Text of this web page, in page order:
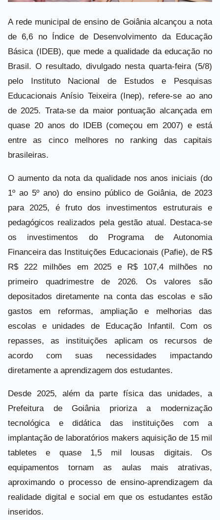
A rede municipal de ensino de Goiânia alcançou a nota
de 6,6 no Índice de Desenvolvimento da Educação
Básica (IDEB), que mede a qualidade da educação no
Brasil. O resultado, divulgado nesta quarta-feira (5/8)
pelo Instituto Nacional de Estudos e Pesquisas
Educacionais Anísio Teixeira (Inep), refere-se ao ano
de 2025. Trata-se da maior pontuação alcançada em
quase 20 anos do IDEB (começou em 2007) e está
entre as cinco melhores no ranking das capitais
brasileiras.
O aumento da nota da qualidade nos anos iniciais (do
1º ao 5º ano) do ensino público de Goiânia, de 2023
para 2025, é fruto dos investimentos estruturais e
pedagógicos realizados pela gestão atual. Destaca-se
os investimentos do Programa de Autonomia
Financeira das Instituições Educacionais (Pafie), de R$
R$ 222 milhões em 2025 e R$ 107,4 milhões no
primeiro quadrimestre de 2026. Os valores são
depositados diretamente na conta das escolas e são
gastos em reformas, ampliação e melhorias das
escolas e unidades de Educação Infantil. Com os
repasses, as instituições aplicam os recursos de
acordo com suas necessidades impactando
diretamente a aprendizagem dos estudantes.
Desde 2025, além da parte física das unidades, a
Prefeitura de Goiânia prioriza a modernização
tecnológica e didática das instituições com a
implantação de laboratórios makers aquisição de 15 mil
tabletes e quase 1,5 mil lousas digitais. Os
equipamentos tornam as aulas mais atrativas,
aproximando o processo de ensino-aprendizagem da
realidade digital e social em que os estudantes estão
inseridos.